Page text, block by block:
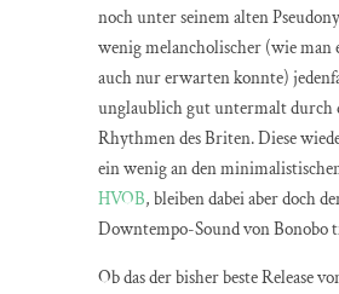
noch unter seinem alten
wenig melancholischer (wie man
auch nur erwarten konnte)
unglaublich gut untermalt durch
Rhythmen des Briten. Diese
ein wenig an den
HVOB, bleiben dabei aber doch
Downtempo-Sound von Bonobo
Ob das der bisher beste Release